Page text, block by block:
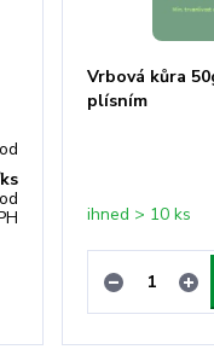
ks
Vrbová kůra
plísním
ihned > 10 ks